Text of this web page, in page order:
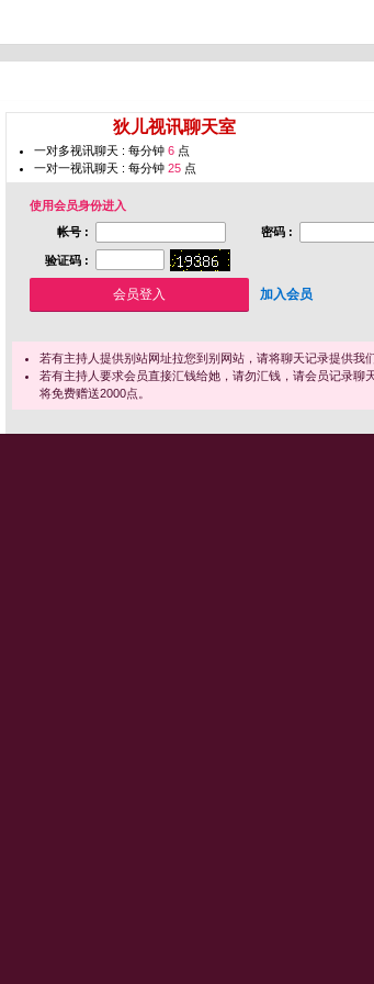
狄儿视讯聊天室
一对多视讯聊天 : 每分钟 6 点
一对一视讯聊天 : 每分钟 25 点
使用会员身份进入
帐号 :
密码 :
验证码 :
加入会员
若有主持人提供别站网址拉您到别网站，请将聊天记录提供我
若有主持人要求会员直接汇钱给她，请勿汇钱，请会员记录
将免费赠送2000点。